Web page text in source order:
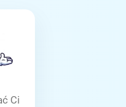
Ci